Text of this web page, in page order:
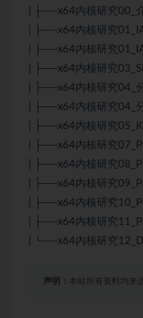
| ├──x64内核研究00_
| ├──x64内核研究
| ├──x64内核研究
| ├──x64内核研究
| ├──x64内核研究04_
| ├──x64内核研究04_
| ├──x64内核研究
| ├──x64内核研究
| ├──x64内核研究
| ├──x64内核研究
| ├──x64内核研究
| ├──x64内核研究
| └──x64内核研究
声明： 本站所有资料均来